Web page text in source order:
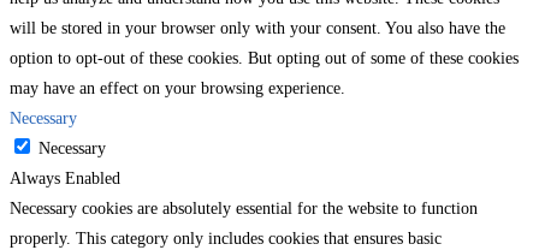
will be stored in your browser only with your consent. You also have the
option to opt-out of these cookies. But opting out of some of these cookies
may have an effect on your browsing experience.
Necessary
Necessary
Always Enabled
Necessary cookies are absolutely essential for the website to function
properly. This category only includes cookies that ensures basic